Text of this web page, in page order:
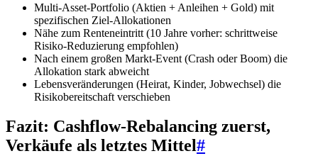
Multi-Asset-Portfolio (Aktien + Anleihen + Gold) mit
spezifischen Ziel-Allokationen
Nähe zum Renteneintritt (10 Jahre vorher: schrittweise
Risiko-Reduzierung empfohlen)
Nach einem großen Markt-Event (Crash oder Boom) die
Allokation stark abweicht
Lebensveränderungen (Heirat, Kinder, Jobwechsel) die
Risikobereitschaft verschieben
Fazit: Cashflow-Rebalancing zuerst,
Verkäufe als letztes Mittel#